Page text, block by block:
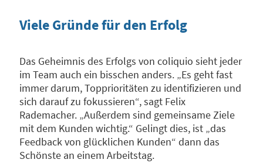
Viele Gründe für den Erfolg
Das Geheimnis des Erfolgs von coliquio sieht jeder
im Team auch ein bisschen anders. „Es geht fast
immer darum, Topprioritäten zu identifizieren und
sich darauf zu fokussieren“, sagt Felix
Rademacher. „Außerdem sind gemeinsame Ziele
mit dem Kunden wichtig.“ Gelingt dies, ist „das
Feedback von glücklichen Kunden“ dann das
Schönste an einem Arbeitstag.